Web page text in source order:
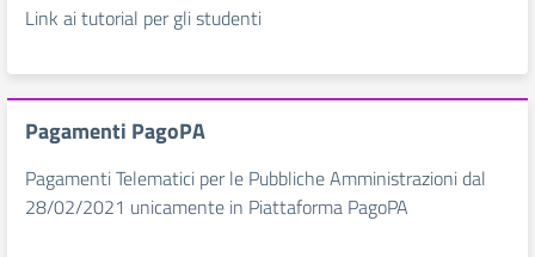
Link ai tutorial per gli studenti
Pagamenti PagoPA
Pagamenti Telematici per le Pubbliche Amministrazioni dal
28/02/2021 unicamente in Piattaforma PagoPA